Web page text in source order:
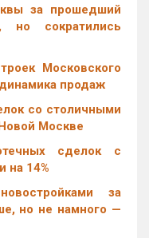
за прошедший
но сократились
Московского
продаж
со столичными
Москве
сделок с
на 14%
за
но не намного —